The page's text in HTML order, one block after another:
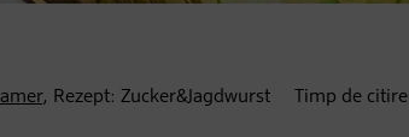
, Rezept: Zucker&Jagdwurst Timp de